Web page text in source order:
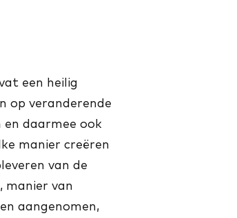
een heilig
op veranderende
daarmee ook
manier creëren
van de
manier van
aangenomen,